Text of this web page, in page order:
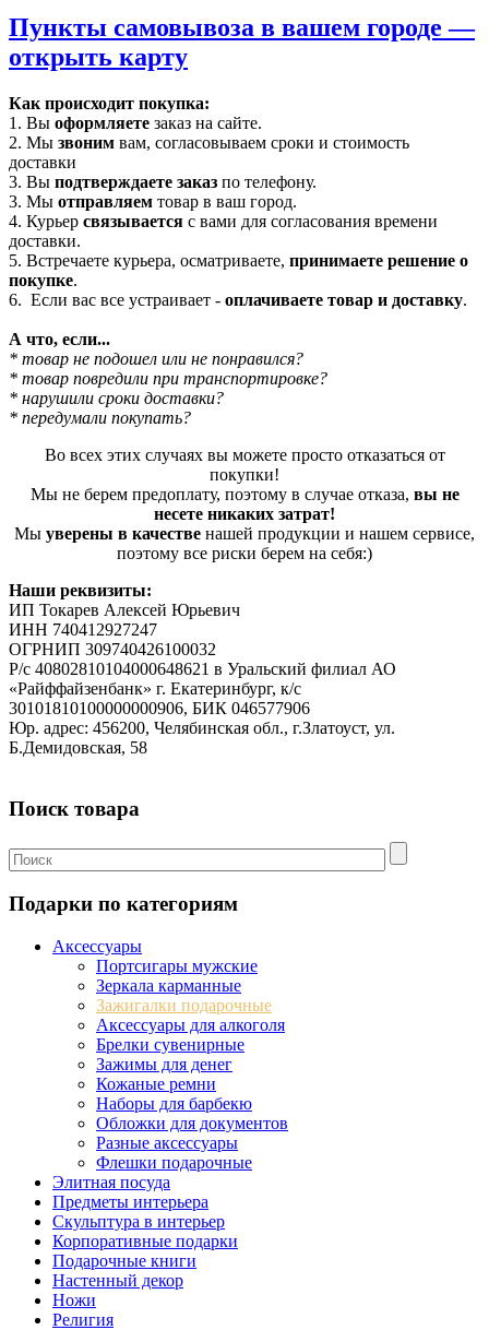
Пункты самовывоза в вашем городе —
открыть карту
Как происходит покупка:
1. Вы оформляете заказ на сайте.
2. Мы звоним вам, согласовываем сроки и стоимость
доставки
3. Вы подтверждаете заказ по телефону.
3. Мы отправляем товар в ваш город.
4. Курьер связывается с вами для согласования времени
доставки.
5. Встречаете курьера, осматриваете, принимаете решение о
покупке.
6. Если вас все устраивает - оплачиваете товар и доставку.
А что, если...
* товар не подошел или не понравился?
* товар повредили при транспортировке?
* нарушили сроки доставки?
* передумали покупать?
Во всех этих случаях вы можете просто отказаться от
покупки!
Мы не берем предоплату, поэтому в случае отказа, вы не
несете никаких затрат!
Мы уверены в качестве нашей продукции и нашем сервисе,
поэтому все риски берем на себя:)
Наши реквизиты:
ИП Токарев Алексей Юрьевич
ИНН 740412927247
ОГРНИП 309740426100032
Р/с 40802810104000648621 в Уральский филиал АО
«Райффайзенбанк» г. Екатеринбург, к/с
30101810100000000906, БИК 046577906
Юр. адрес: 456200, Челябинская обл., г.Златоуст, ул.
Б.Демидовская, 58
Поиск товара
Подарки по категориям
Аксессуары
Портсигары мужские
Зеркала карманные
Зажигалки подарочные
Аксессуары для алкоголя
Брелки сувенирные
Зажимы для денег
Кожаные ремни
Наборы для барбекю
Обложки для документов
Разные аксессуары
Флешки подарочные
Элитная посуда
Предметы интерьера
Скульптура в интерьер
Корпоративные подарки
Подарочные книги
Настенный декор
Ножи
Религия